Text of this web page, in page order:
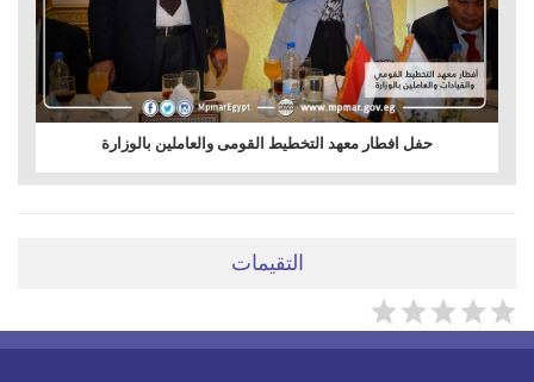
حفل افطار معهد التخطيط القومى والعاملين بالوزارة
التقيمات